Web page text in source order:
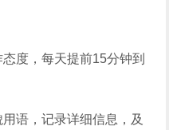
度，每天提前15分钟到
语，记录详细信息，及